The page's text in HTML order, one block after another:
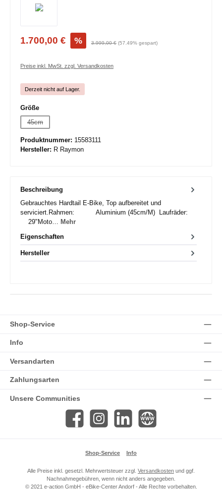
1.700,00 € % 3.999,00 € (57.49% gespart)
Preise inkl. MwSt. zzgl. Versandkosten
Derzeit nicht auf Lager.
Größeauswählen
45cm
Produktnummer: 15583111
Hersteller: R Raymon
Beschreibung
Gebrauchtes Hardtail E-Bike, Top aufbereitet und
serviciert.Rahmen: Aluminium (45cm/M) Laufräder:
29"Moto… Mehr
Eigenschaften
Hersteller
Shop-Service
Info
Versandarten
Zahlungsarten
Unsere Communities
Facebook Instagram Website
Shop-Service Info
Alle Preise inkl. gesetzl. Mehrwertsteuer zzgl. Versandkosten und ggf.
Nachnahmegebühren, wenn nicht anders angegeben.
© 2021 e-action GmbH - eBike-Center Andorf - Alle Rechte vorbehalten.